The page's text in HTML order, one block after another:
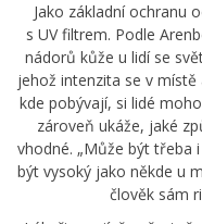
Jako základní ochranu
s UV filtrem. Podle
nádorů kůže u lidí se
jehož intenzita se v
kde pobývají, si lidé
zároveň ukáže, jaké
vhodné. „Může být třeba
být vysoký jako někde u
člověk sám